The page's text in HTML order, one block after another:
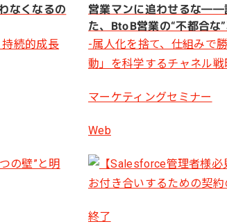
なくなるの
続的成長
営業マンに追わせるな――
た、BtoB営業の“不都合な
-属人化を捨て、仕組みで
動」を科学するチャネル戦
マーケティングセミナー
Web
終了